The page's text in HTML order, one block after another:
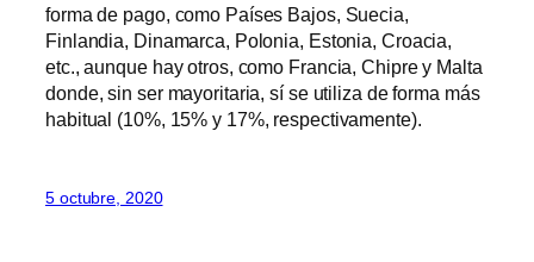
forma de pago, como Países Bajos, Suecia,
Finlandia, Dinamarca, Polonia, Estonia, Croacia,
etc., aunque hay otros, como Francia, Chipre y Malta
donde, sin ser mayoritaria, sí se utiliza de forma más
habitual (10%, 15% y 17%, respectivamente).
5 octubre, 2020